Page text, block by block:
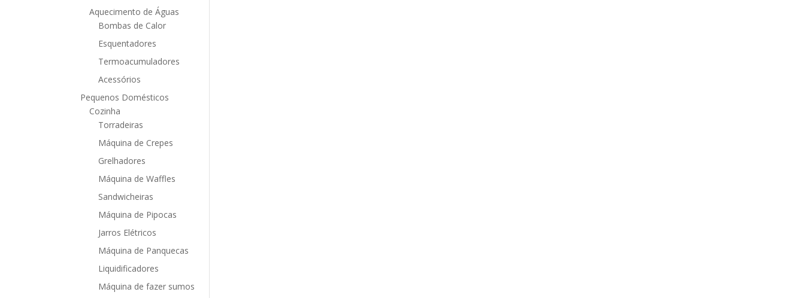
Aquecimento de Águas
Bombas de Calor
Esquentadores
Termoacumuladores
Acessórios
Pequenos Domésticos
Cozinha
Torradeiras
Máquina de Crepes
Grelhadores
Máquina de Waffles
Sandwicheiras
Máquina de Pipocas
Jarros Elétricos
Máquina de Panquecas
Liquidificadores
Máquina de fazer sumos